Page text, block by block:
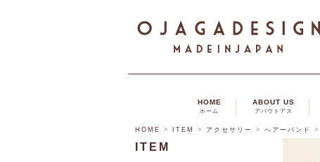
HOME
ホーム
ABOUT US
アバウトアス
HOME > ITEM > アクセサリー > へアーバンド >
ITEM